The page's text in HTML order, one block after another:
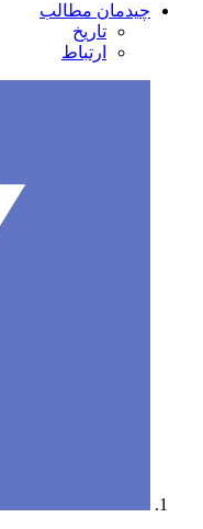
چیدمان مطالب
تاریخ
ارتباط